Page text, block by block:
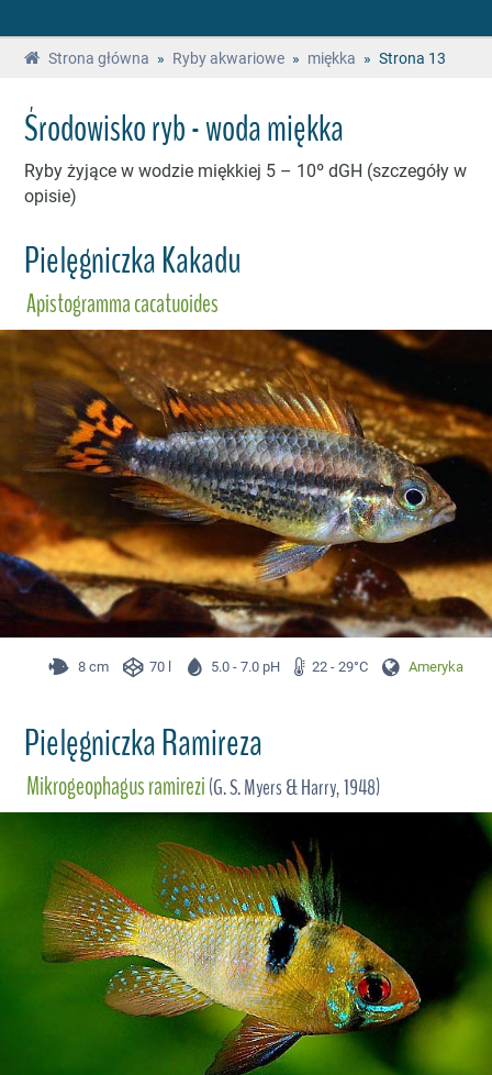
Strona główna » Ryby akwariowe » miękka » Strona 13
Środowisko ryb - woda miękka
Ryby żyjące w wodzie miękkiej 5 – 10º dGH (szczegóły w
opisie)
Pielęgniczka Kakadu
Apistogramma cacatuoides
8 cm 70 l 5.0 - 7.0 pH 22 - 29°C Ameryka Płd.
Pielęgniczka Ramireza
Mikrogeophagus ramirezi(G. S. Myers & Harry, 1948)